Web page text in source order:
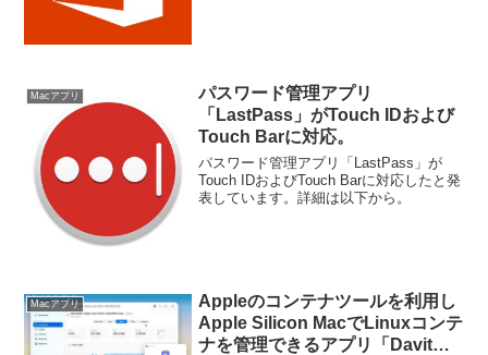
Macアプリ
パスワード管理アプリ
「LastPass」がTouch IDおよび
Touch Barに対応。
パスワード管理アプリ「LastPass」が
Touch IDおよびTouch Barに対応したと発
表しています。詳細は以下から。
Macアプリ
Appleのコンテナツールを利用し
Apple Silicon MacでLinuxコンテ
ナを管理できるアプリ「Davit」